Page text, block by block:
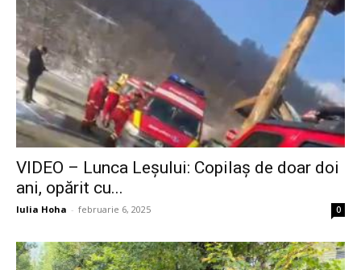
VIDEO – Lunca Leșului: Copilaș de doar doi
ani, opărit cu...
Iulia Hoha - februarie 6, 2025 0